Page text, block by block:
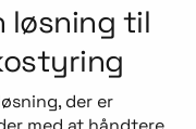
løsning til
der er